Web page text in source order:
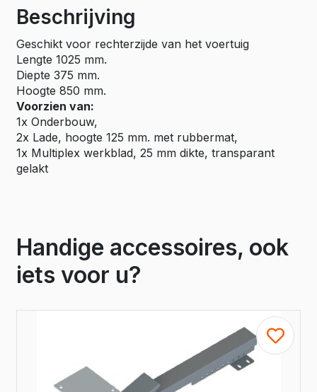
Beschrijving
Geschikt voor rechterzijde van het voertuig
Lengte 1025 mm.
Diepte 375 mm.
Hoogte 850 mm.
Voorzien van:
1x Onderbouw,
2x Lade, hoogte 125 mm. met rubbermat,
1x Multiplex werkblad, 25 mm dikte, transparant
gelakt
Handige accessoires, ook
iets voor u?